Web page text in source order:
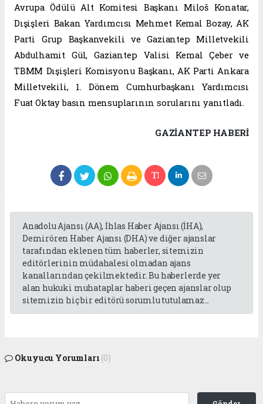
Avrupa Ödülü Alt Komitesi Başkanı Miloš Konatar,
Dışişleri Bakan Yardımcısı Mehmet Kemal Bozay, AK
Parti Grup Başkanvekili ve Gaziantep Milletvekili
Abdulhamit Gül, Gaziantep Valisi Kemal Çeber ve
TBMM Dışişleri Komisyonu Başkanı, AK Parti Ankara
Milletvekili, 1. Dönem Cumhurbaşkanı Yardımcısı
Fuat Oktay basın mensuplarının sorularını yanıtladı.
GAZIANTEP HABERİ
Anadolu Ajansı (AA), İhlas Haber Ajansı (İHA),
Demirören Haber Ajansı (DHA) ve diğer ajanslar
tarafından eklenen tüm haberler, sitemizin
editörlerinin müdahalesi olmadan ajans
kanallarından çekilmektedir. Bu haberlerde yer
alan hukuki muhataplar haberi geçen ajanslar olup
sitemizin hiç bir editörü sorumlu tutulamaz...
Okuyucu Yorumları (0)